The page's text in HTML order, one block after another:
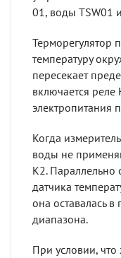
01, воды TSW01
Терморегулятор
температуру
пересекает
включается реле
электропитания
Когда
воды не
К2. Параллельно
датчика
она оставалась
диапазона.
При условии,